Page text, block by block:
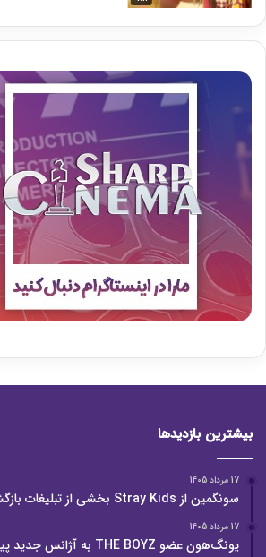
بیشترین بازدیدها
17 مرداد 1405
سونگمین از Stray Kids بخشی از تبلیغات بازگشت را از دست می‌دهد
17 مرداد 1405
یونگ‌هون عضو THE BOYZ به آژانس جدید پیوست